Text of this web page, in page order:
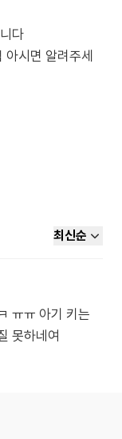
다
시면 알려주세
최신순
ㅠㅠ 아기 키는
못하네여